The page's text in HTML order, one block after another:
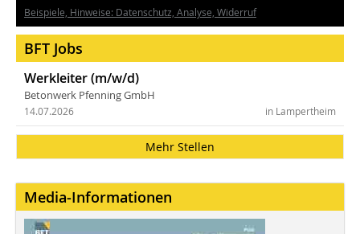
Beispiele, Hinweise: Datenschutz, Analyse, Widerruf
BFT Jobs
Werkleiter (m/w/d)
Betonwerk Pfenning GmbH
in Lampertheim
14.07.2026
Mehr Stellen
Media-Informationen